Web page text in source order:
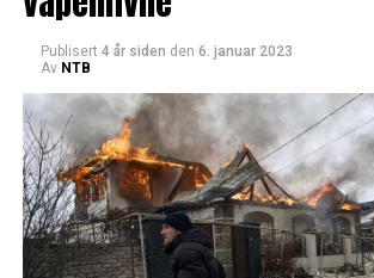
Publisert 4 år siden den 6. januar 2023
Av NTB